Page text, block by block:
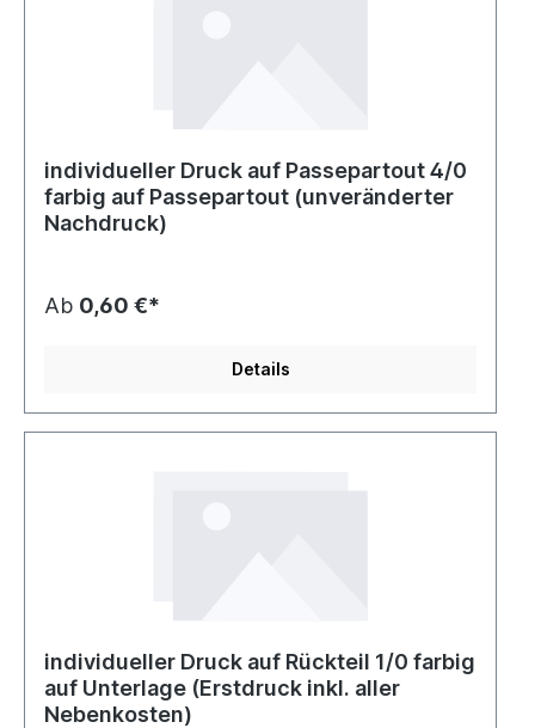
individueller Druck auf Passepartout 4/0
farbig auf Passepartout (unveränderter
Nachdruck)
Ab 0,60 €*
Details
individueller Druck auf Rückteil 1/0 farbig
auf Unterlage (Erstdruck inkl. aller
Nebenkosten)